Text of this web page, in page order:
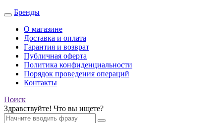
Бренды
О магазине
Доставка и оплата
Гарантия и возврат
Публичная оферта
Политика конфиденциальности
Порядок проведения операций
Контакты
Поиск
Здравствуйте! Что вы ищете?